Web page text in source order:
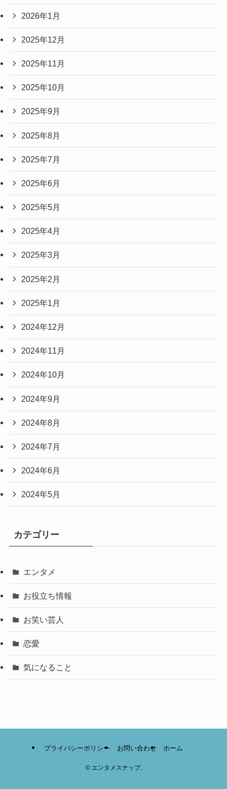
2026年1月
2025年12月
2025年11月
2025年10月
2025年9月
2025年8月
2025年7月
2025年6月
2025年5月
2025年4月
2025年3月
2025年2月
2025年1月
2024年12月
2024年11月
2024年10月
2024年9月
2024年8月
2024年7月
2024年6月
2024年5月
カテゴリー
エンタメ
お役立ち情報
お笑い芸人
恋愛
気になること
プライバシーポリシー お問い合わせ ホーム
©エンタメスナップ.